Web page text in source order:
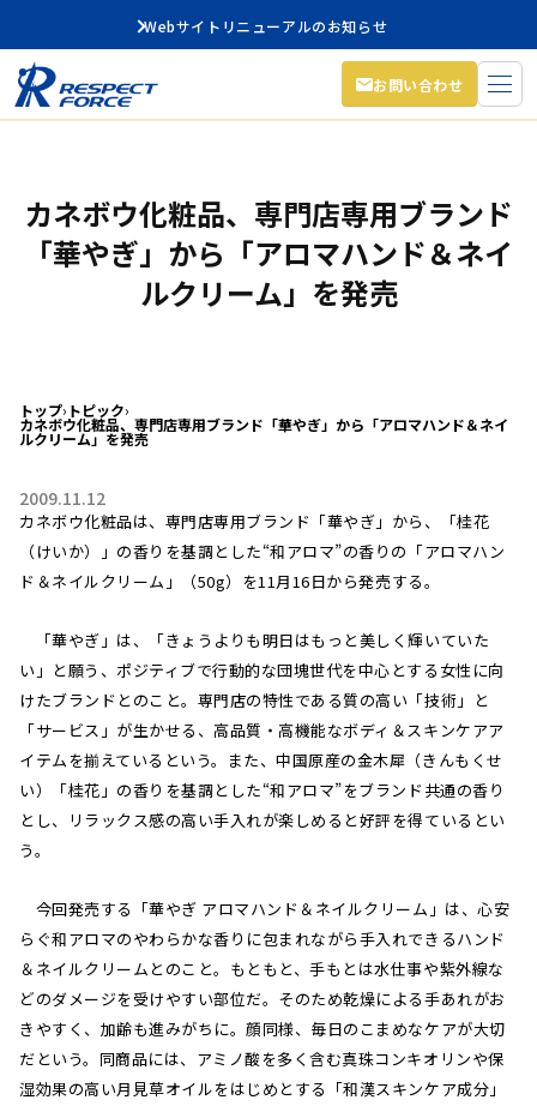
Webサイトリニューアルのお知らせ
お問い合わせ
カネボウ化粧品、専門店専用ブランド
「華やぎ」から「アロマハンド＆ネイ
ルクリーム」を発売
トップ› トピック›
カネボウ化粧品、専門店専用ブランド「華やぎ」から「アロマハンド＆ネイ
ルクリーム」を発売
2009.11.12
カネボウ化粧品は、専門店専用ブランド「華やぎ」から、「桂花
（けいか）」の香りを基調とした“和アロマ”の香りの「アロマハン
ド＆ネイルクリーム」（50g）を11月16日から発売する。
「華やぎ」は、「きょうよりも明日はもっと美しく輝いていた
い」と願う、ポジティブで行動的な団塊世代を中心とする女性に向
けたブランドとのこと。専門店の特性である質の高い「技術」と
「サービス」が生かせる、高品質・高機能なボディ＆スキンケアア
イテムを揃えているという。また、中国原産の金木犀（きんもくせ
い）「桂花」の香りを基調とした“和アロマ”をブランド共通の香り
とし、リラックス感の高い手入れが楽しめると好評を得ているとい
う。
今回発売する「華やぎ アロマハンド＆ネイルクリーム」は、心安
らぐ和アロマのやわらかな香りに包まれながら手入れできるハンド
＆ネイルクリームとのこと。もともと、手もとは水仕事や紫外線な
どのダメージを受けやすい部位だ。そのため乾燥による手あれがお
きやすく、加齢も進みがちに。顔同様、毎日のこまめなケアが大切
だという。同商品には、アミノ酸を多く含む真珠コンキオリンや保
湿効果の高い月見草オイルをはじめとする「和漢スキンケア成分」